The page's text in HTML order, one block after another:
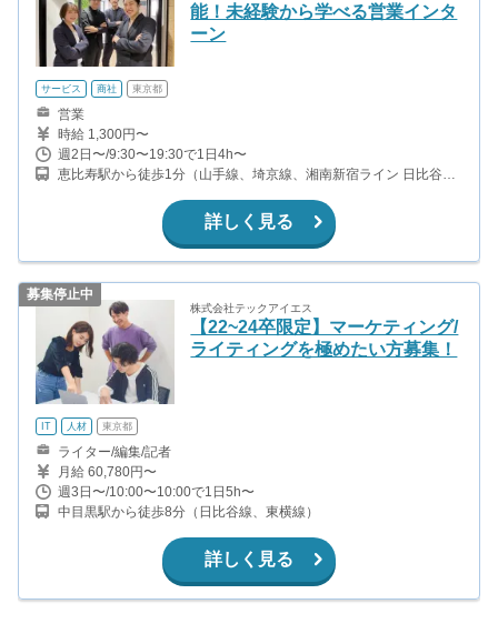
能！未経験から学べる営業インタ
ーン
サービス 商社 東京都
営業
時給 1,300円〜
週2日〜/9:30〜19:30で1日4h〜
恵比寿駅から徒歩1分（山手線、埼京線、湘南新宿ライン 日比谷
（日比谷線、東急東横線）
詳しく見る
募集停止中
株式会社テックアイエス
【22~24卒限定】マーケティング/
ライティングを極めたい方募集！
IT 人材 東京都
ライター/編集/記者
月給 60,780円〜
週3日〜/10:00〜10:00で1日5h〜
中目黒駅から徒歩8分（日比谷線、東横線）
詳しく見る